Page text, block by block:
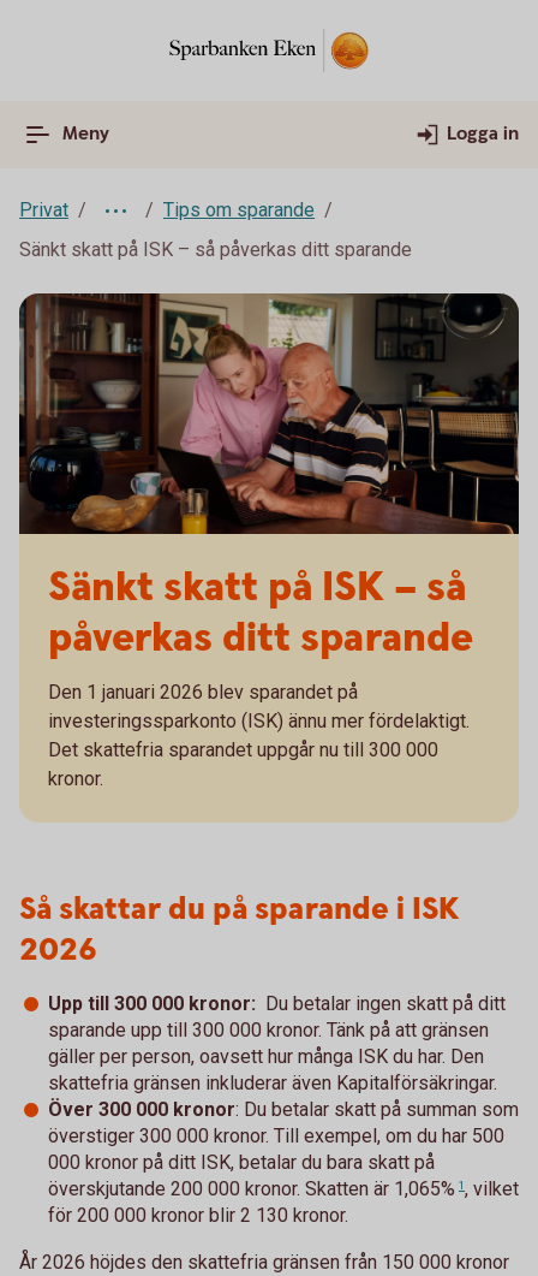
Meny Logga in
Privat
Tips om sparande
Sänkt skatt på ISK – så påverkas ditt sparande
Sänkt skatt på ISK – så
påverkas ditt sparande
Den 1 januari 2026 blev sparandet på
investeringssparkonto (ISK) ännu mer fördelaktigt.
Det skattefria sparandet uppgår nu till 300 000
kronor.
Så skattar du på sparande i ISK
2026
Upp till 300 000 kronor: Du betalar ingen skatt på ditt
sparande upp till 300 000 kronor. Tänk på att gränsen
gäller per person, oavsett hur många ISK du har. Den
skattefria gränsen inkluderar även Kapitalförsäkringar.
Över 300 000 kronor: Du betalar skatt på summan som
överstiger 300 000 kronor. Till exempel, om du har 500
000 kronor på ditt ISK, betalar du bara skatt på
överskjutande 200 000 kronor. Skatten är 1,065% 1, vilket
för 200 000 kronor blir 2 130 kronor.
År 2026 höjdes den skattefria gränsen från 150 000 kronor